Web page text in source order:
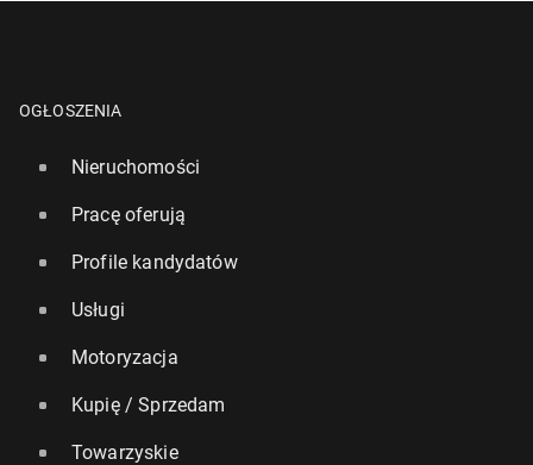
OGŁOSZENIA
Nieruchomości
Pracę oferują
Profile kandydatów
Usługi
Motoryzacja
Kupię / Sprzedam
Towarzyskie